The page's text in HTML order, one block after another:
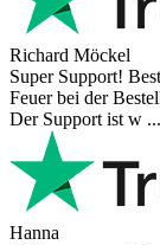
Richard Möckel
Super Support!
Feuer bei der
Der Support ist w ...
Hanna